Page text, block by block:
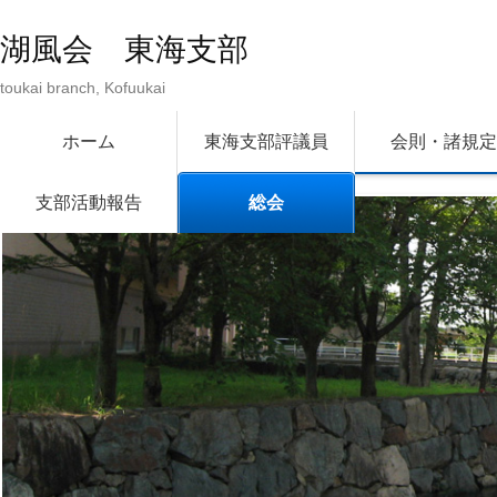
湖風会 東海支部
toukai branch, Kofuukai
メインコンテンツへ移動
サブコンテンツへ移動
ホーム 東海支部評議員 会則・諸規定
支部活動報告 総会